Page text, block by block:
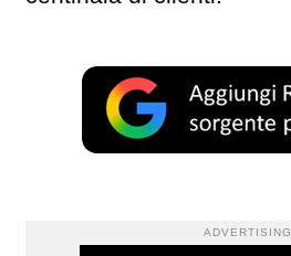
ADVERTISING